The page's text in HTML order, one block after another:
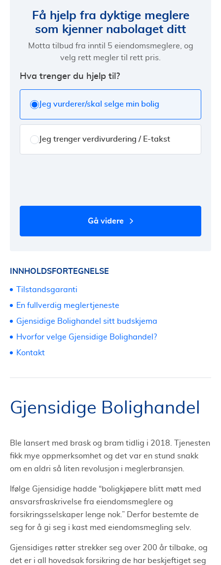
Gjensidige Bolighandel
Ble lansert med brask og bram tidlig i 2018. Tjenesten
fikk mye oppmerksomhet og det var en stund snakk
om en aldri så liten revolusjon i meglerbransjen.
Ifølge Gjensidige hadde “boligkjøpere blitt møtt med
ansvarsfraskrivelse fra eiendomsmeglere og
forsikringsselskaper lenge nok.” Derfor bestemte de
seg for å gi seg i kast med eiendomsmegling selv.
Gjensidiges røtter strekker seg over 200 år tilbake, og
det er i all hovedsak forsikring de har beskjeftiget seg
Få hjelp fra dyktige meglere
som kjenner nabolaget ditt
Motta tilbud fra inntil 5 eiendomsmeglere, og
velg rett megler til rett pris.
Hva trenger du hjelp til?
Jeg vurderer/skal selge min bolig
Jeg trenger verdivurdering / E-takst
gå videre
INNHOLDSFORTEGNELSE
Tilstandsgaranti
En fullverdig meglertjeneste
Gjensidige Bolighandel sitt budskjema
Hvorfor velge Gjensidige Bolighandel?
Kontakt